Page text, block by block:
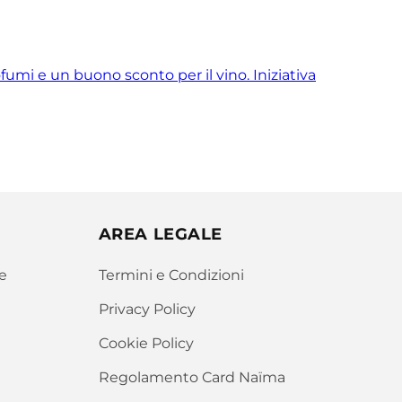
e un buono sconto per il vino. Iniziativa
AREA LEGALE
Termini e Condizioni
Privacy Policy
Cookie Policy
Regolamento Card Naïma